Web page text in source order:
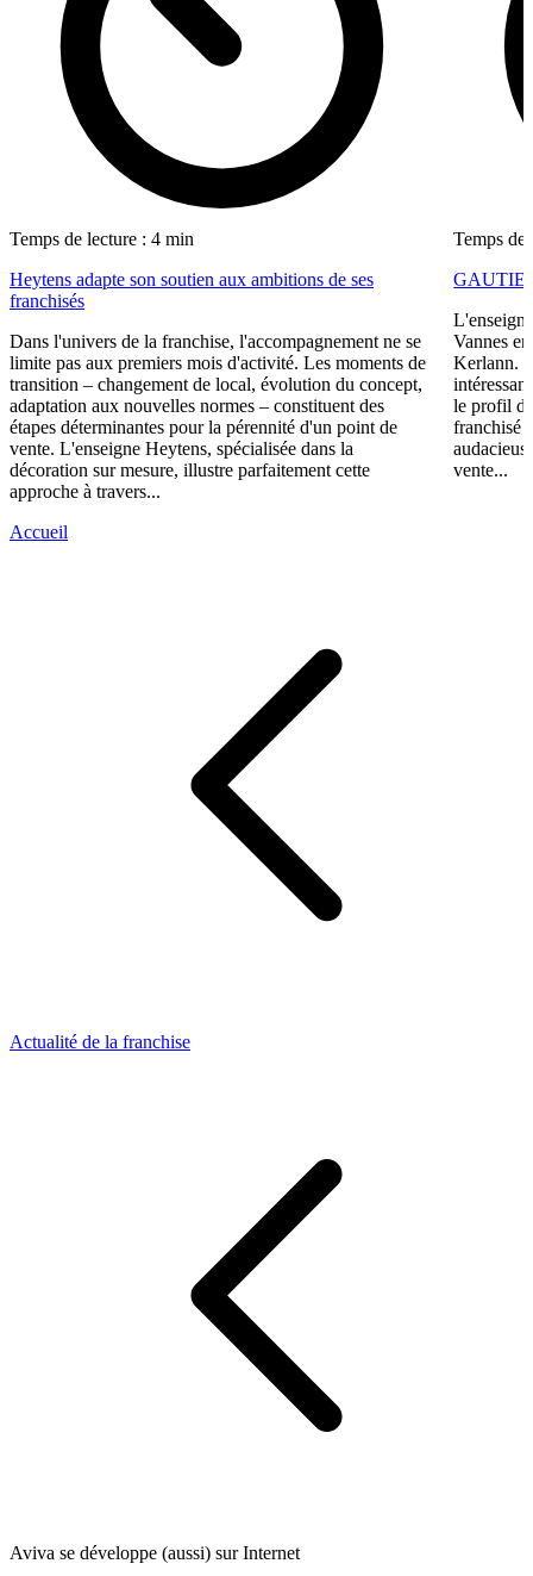
Temps de lecture : 4 min
Heytens adapte son soutien aux ambitions de ses
franchisés
Dans l'univers de la franchise, l'accompagnement ne se
limite pas aux premiers mois d'activité. Les moments de
transition – changement de local, évolution du concept,
adaptation aux nouvelles normes – constituent des
étapes déterminantes pour la pérennité d'un point de
vente. L'enseigne Heytens, spécialisée dans la
décoration sur mesure, illustre parfaitement cette
approche à travers...
Temps de
Vannes
Kerlann.
le profil
franchisé
vente...
Accueil
Actualité de la franchise
Aviva se développe (aussi) sur Internet